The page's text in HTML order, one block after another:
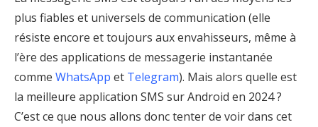
plus fiables et universels de communication (elle
résiste encore et toujours aux envahisseurs, même à
l’ère des applications de messagerie instantanée
comme WhatsApp et Telegram). Mais alors quelle est
la meilleure application SMS sur Android en 2024 ?
C’est ce que nous allons donc tenter de voir dans cet